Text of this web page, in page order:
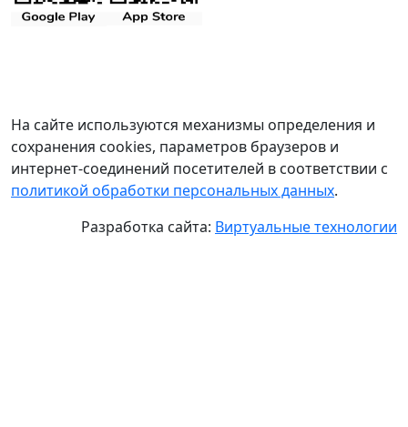
На сайте используются механизмы определения и
сохранения cookies, параметров браузеров и
интернет-соединений посетителей в соответствии с
политикой обработки персональных данных.
Разработка сайта: Виртуальные технологии